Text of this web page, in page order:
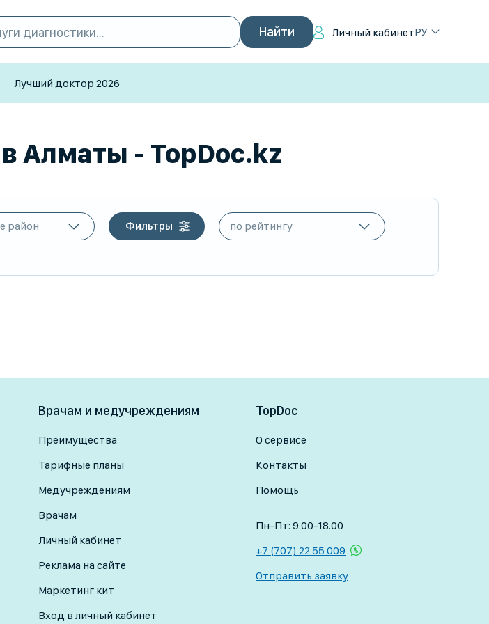
Личный кабинетРУ
Лучший доктор 2026
Алматы - TopDoc.kz
район Фильтры
Врачам и медучреждениям
Преимущества
Тарифные планы
Медучреждениям
Врачам
Личный кабинет
Реклама на сайте
Маркетинг кит
Вход в личный кабинет
TopDoc
О сервисе
Контакты
Помощь
Пн-Пт: 9.00-18.00
+7 (707) 22 55 009
Отправить заявку